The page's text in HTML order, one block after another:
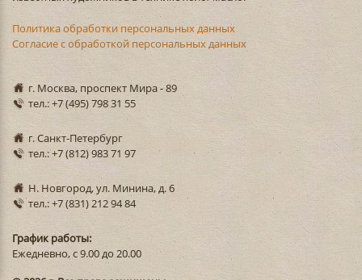
Политика обработки персональных данных
Согласие с обработкой персональных данных
г. Москва, проспект Мира - 89
тел.: +7 (495) 798 31 55
г. Санкт-Петербург
тел.: +7 (812) 983 71 97
Н. Новгород, ул. Минина, д. 6
тел.: +7 (831) 212 94 84
График работы:
Ежедневно, с 9.00 до 20.00